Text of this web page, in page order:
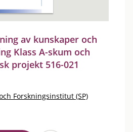
av kunskaper och
Klass A-skum och
projekt 516-021
Forskningsinstitut (SP)